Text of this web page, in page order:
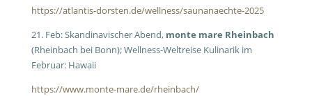
https://atlantis-dorsten.de/wellness/saunanaechte-2025
21. Feb: Skandinavischer Abend, monte mare Rheinbach
(Rheinbach bei Bonn); Wellness-Weltreise Kulinarik im
Februar: Hawaii
https://www.monte-mare.de/rheinbach/